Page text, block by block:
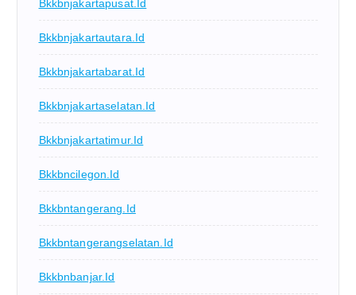
Bkkbnjakartapusat.id
Bkkbnjakartautara.id
Bkkbnjakartabarat.id
Bkkbnjakartaselatan.id
Bkkbnjakartatimur.id
Bkkbncilegon.id
Bkkbntangerang.id
Bkkbntangerangselatan.id
Bkkbnbanjar.id